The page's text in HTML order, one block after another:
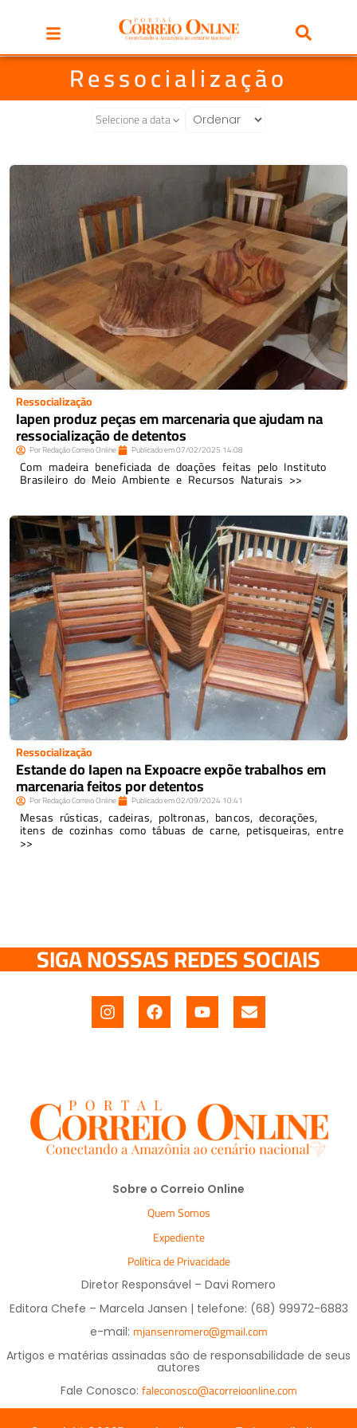
Ressocialização
Selecione a data
Ressocialização
Iapen produz peças em marcenaria que ajudam na
ressocialização de detentos
PorRedação Correio Online Publicado em07/02/2025 14:08
Com madeira beneficiada de doações feitas pelo Instituto
Brasileiro do Meio Ambiente e Recursos Naturais >>
Ressocialização
Estande do Iapen na Expoacre expõe trabalhos em
marcenaria feitos por detentos
PorRedação Correio Online Publicado em02/09/2024 10:41
Mesas rústicas, cadeiras, poltronas, bancos, decorações,
itens de cozinhas como tábuas de carne, petisqueiras, entre
>>
SIGA NOSSAS REDES SOCIAIS
Sobre o Correio Online
Quem Somos
Expediente
Política de Privacidade
Diretor Responsável – Davi Romero
Editora Chefe – Marcela Jansen | telefone: (68) 99972-6883
e-mail: mjansenromero@gmail.com
Artigos e matérias assinadas são de responsabilidade de seus
autores
Fale Conosco: faleconosco@acorreioonline.com